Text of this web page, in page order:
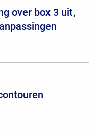
over box 3 uit,